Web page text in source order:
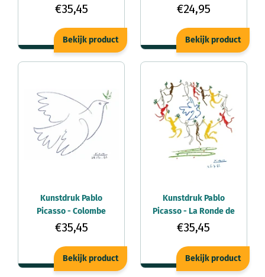
Vivre 100x50cm
€35,45
Bekijk product
Picasso 50x60cm
€24,95
Bekijk product
Kunstdruk Pablo
Picasso - Colombe
Bleue 80x60cm
€35,45
Bekijk product
Kunstdruk Pablo
Picasso - La Ronde de
la Jeunesse 60x80cm
€35,45
Bekijk product